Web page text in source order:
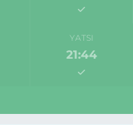
YATSI
21:44